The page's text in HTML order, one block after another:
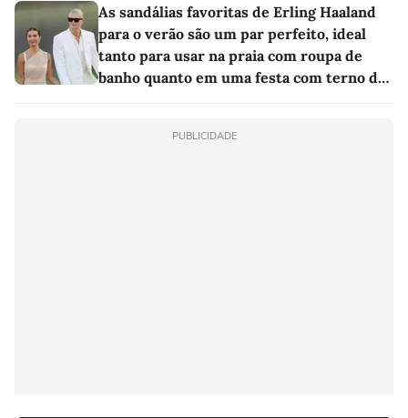
As sandálias favoritas de Erling Haaland
para o verão são um par perfeito, ideal
tanto para usar na praia com roupa de
banho quanto em uma festa com terno de
PUBLICIDADE